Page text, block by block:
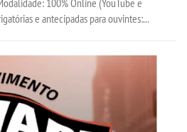
100% Online (YouTube e
e antecipadas para ouvintes:...